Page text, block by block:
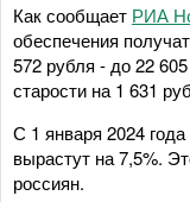
Как сообщает РИА
обеспечения
572 рубля - до 22
старости на 1 631
С 1 января 2024
вырастут на 7,5%.
россиян.